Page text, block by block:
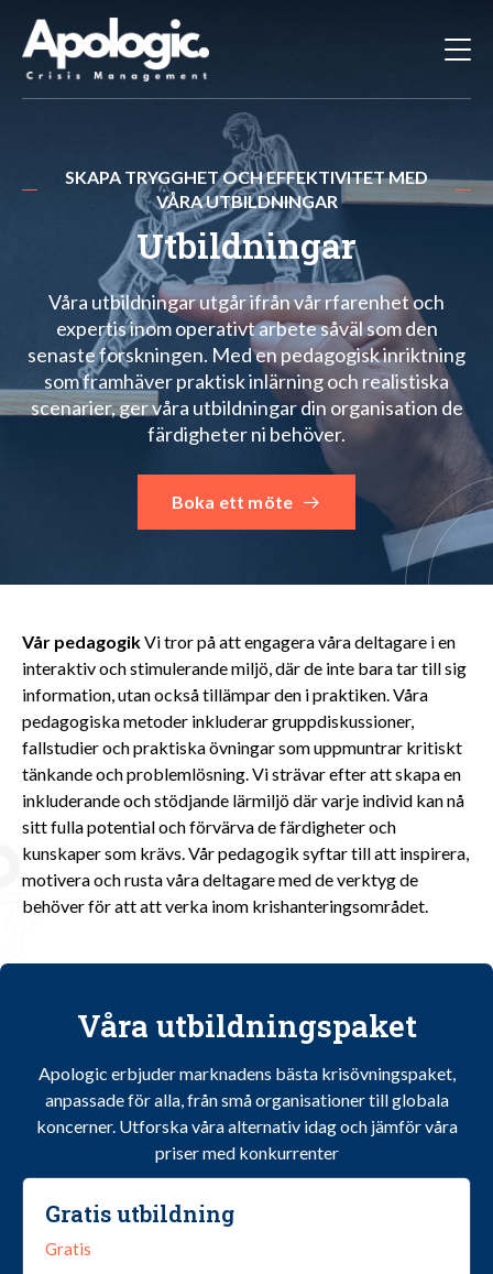
SKAPA TRYGGHET OCH EFFEKTIVITET MED
VÅRA UTBILDNINGAR
Utbildningar
Våra utbildningar utgår ifrån vår rfarenhet och
expertis inom operativt arbete såväl som den
senaste forskningen. Med en pedagogisk inriktning
som framhäver praktisk inlärning och realistiska
scenarier, ger våra utbildningar din organisation de
färdigheter ni behöver.
Boka ett möte
Vår pedagogikVi tror på att engagera våra deltagare i en
interaktiv och stimulerande miljö, där de inte bara tar till sig
information, utan också tillämpar den i praktiken. Våra
pedagogiska metoder inkluderar gruppdiskussioner,
fallstudier och praktiska övningar som uppmuntrar kritiskt
tänkande och problemlösning. Vi strävar efter att skapa en
inkluderande och stödjande lärmiljö där varje individ kan nå
sitt fulla potential och förvärva de färdigheter och
kunskaper som krävs. Vår pedagogik syftar till att inspirera,
motivera och rusta våra deltagare med de verktyg de
behöver för att att verka inom krishanteringsområdet.
Våra utbildningspaket
Apologic erbjuder marknadens bästa krisövningspaket,
anpassade för alla, från små organisationer till globala
koncerner. Utforska våra alternativ idag och jämför våra
priser med konkurrenter
Gratis utbildning
Gratis